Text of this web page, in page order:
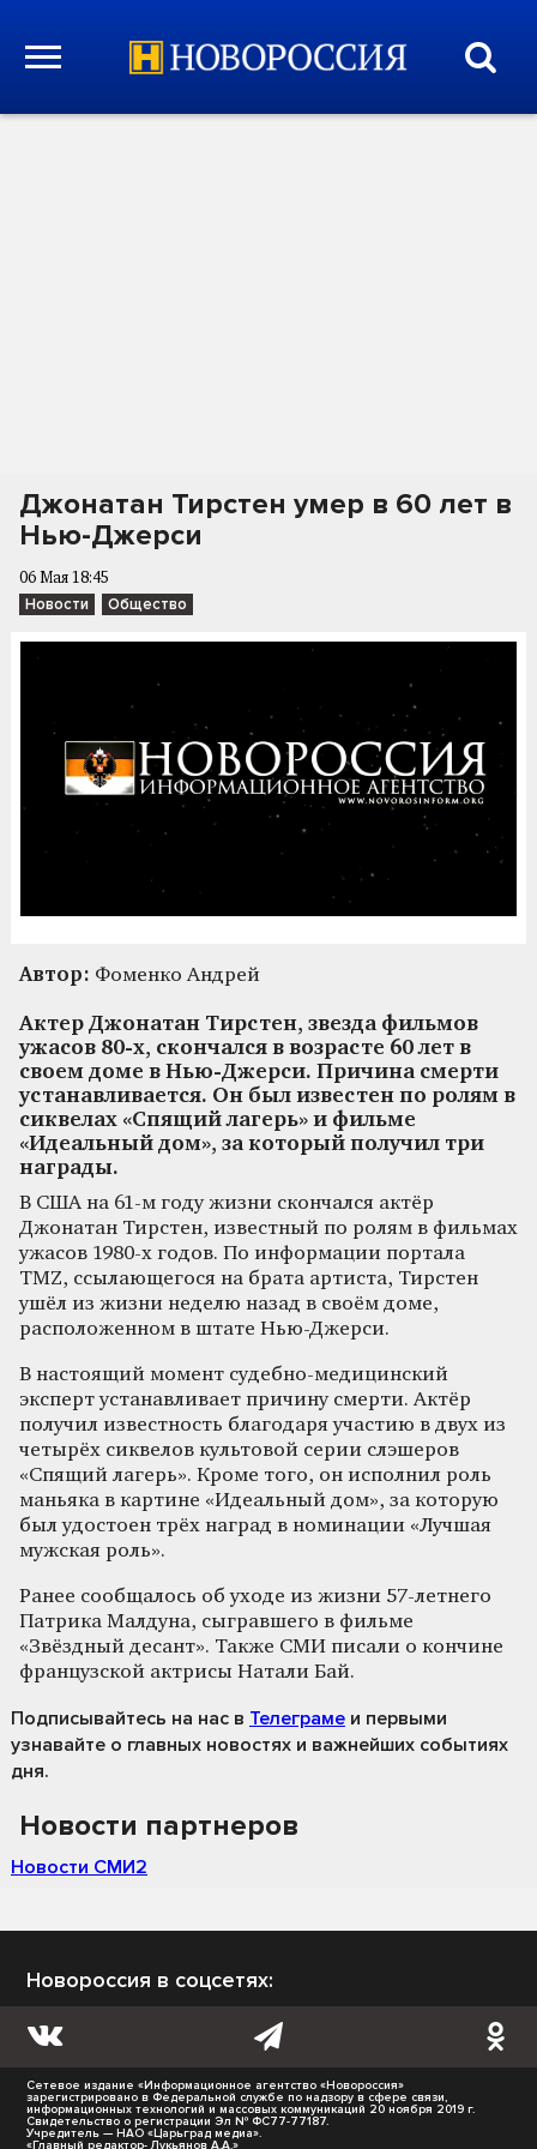
Джонатан Тирстен умер в 60 лет в
Нью-Джерси
06 Мая 18:45
Новости Общество
Автор: Фоменко Андрей
Актер Джонатан Тирстен, звезда фильмов
ужасов 80-х, скончался в возрасте 60 лет в
своем доме в Нью-Джерси. Причина смерти
устанавливается. Он был известен по ролям в
сиквелах «Спящий лагерь» и фильме
«Идеальный дом», за который получил три
награды.
В США на 61-м году жизни скончался актёр
Джонатан Тирстен, известный по ролям в фильмах
ужасов 1980-х годов. По информации портала
TMZ, ссылающегося на брата артиста, Тирстен
ушёл из жизни неделю назад в своём доме,
расположенном в штате Нью-Джерси.
В настоящий момент судебно-медицинский
эксперт устанавливает причину смерти. Актёр
получил известность благодаря участию в двух из
четырёх сиквелов культовой серии слэшеров
«Спящий лагерь». Кроме того, он исполнил роль
маньяка в картине «Идеальный дом», за которую
был удостоен трёх наград в номинации «Лучшая
мужская роль».
Ранее сообщалось об уходе из жизни 57-летнего
Патрика Малдуна, сыгравшего в фильме
«Звёздный десант». Также СМИ писали о кончине
французской актрисы Натали Бай.
Подписывайтесь на нас в Телеграме и первыми
узнавайте о главных новостях и важнейших событиях
дня.
Новости партнеров
Новости СМИ2
Новороссия в соцсетях:
Сетевое издание «Информационное агентство «Новороссия»
зарегистрировано в Федеральной службе по надзору в сфере связи,
информационных технологий и массовых коммуникаций 20 ноября 2019 г.
Свидетельство о регистрации Эл № ФС77-77187.
Учредитель — НАО «Царьград медиа».
«Главный редактор- Лукьянов А.А.»